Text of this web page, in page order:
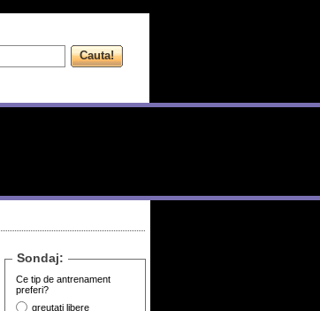
Sondaj:
Ce tip de antrenament
preferi?
greutati libere